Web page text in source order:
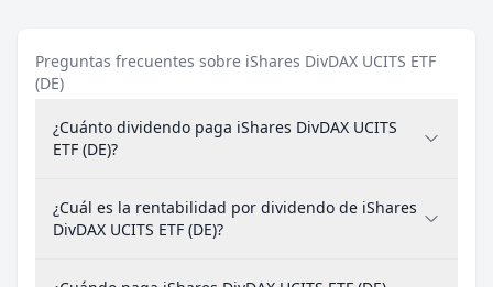
Preguntas frecuentes sobre iShares DivDAX UCITS ETF
(DE)
¿Cuánto dividendo paga iShares DivDAX UCITS
ETF (DE)?
¿Cuál es la rentabilidad por dividendo de iShares
DivDAX UCITS ETF (DE)?